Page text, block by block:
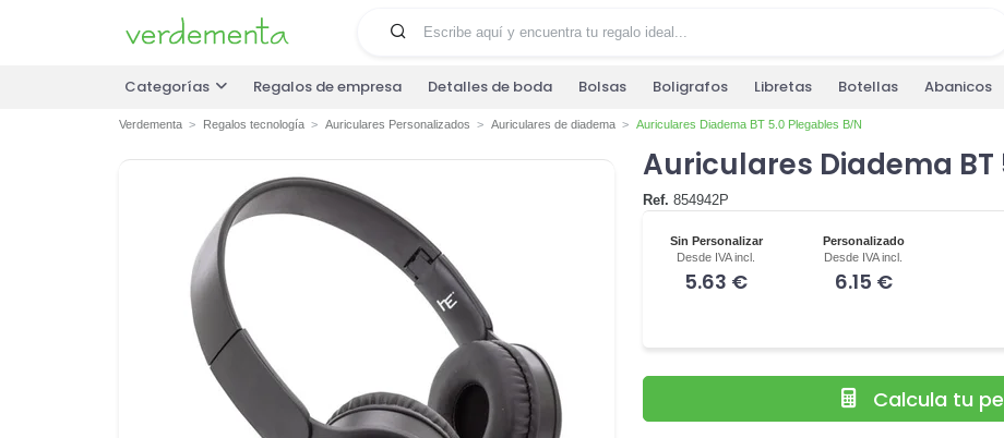
Categorías Regalos de empresa Detalles de boda Bolsas Boligrafos Libretas Botellas Abanicos
Verdementa Regalos tecnología Auriculares Personalizados Auriculares de diadema Auriculares Diadema BT 5.0 Plegables B/N
Auriculares Diadema BT
Ref. 854942P
Sin Personalizar
Desde IVA incl.
5.63 €
Personalizado
Desde IVA incl.
6.15 €
Calcula tu